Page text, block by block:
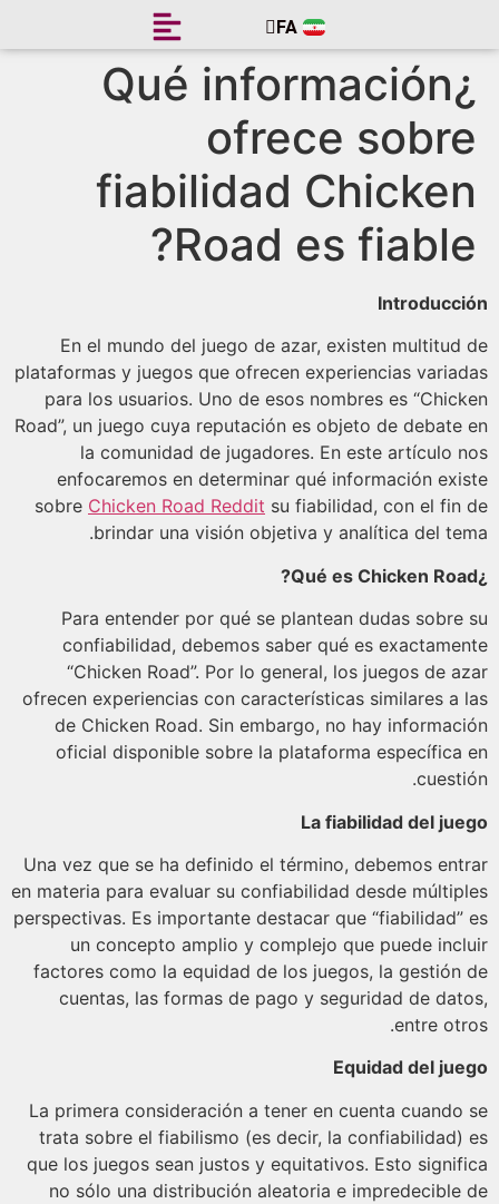
FA
EN
¿Qué información
ofrece
fiabilidad
Road es
En el mundo del juego de azar, existen multitud
plataformas y juegos que ofrecen experiencias
para los usuarios. Uno de esos nombres es
Road”, un juego cuya reputación es objeto de
la comunidad de jugadores. En este artículo
enfocaremos en determinar qué información
sobreChicken Road Redditsu fiabilidad, con el fin
brindar una visión objetiva y analítica del
Para entender por qué se plantean dudas
confiabilidad, debemos saber qué es
“Chicken Road”. Por lo general, los juegos de
ofrecen experiencias con características similares a
de Chicken Road. Sin embargo, no hay
oficial disponible sobre la plataforma específica
La fiabilidad del
Una vez que se ha definido el término, debemos
en materia para evaluar su confiabilidad desde
perspectivas. Es importante destacar que
un concepto amplio y complejo que puede
factores como la equidad de los juegos, la gestión
cuentas, las formas de pago y seguridad de
entre
Equidad del
La primera consideración a tener en cuenta
trata sobre el fiabilismo (es decir, la
que los juegos sean justos y equitativos. Esto
no sólo una distribución aleatoria e impredecible